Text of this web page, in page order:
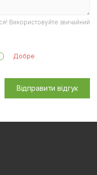
Використовуйте звичайний
Добре
Відправити відгук